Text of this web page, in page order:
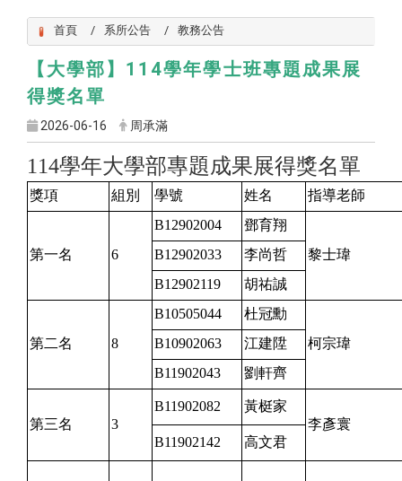
首頁 系所公告 教務公告
【大學部】114學年學士班專題成果展
得獎名單
2026-06-16 周承滿
114學年大學部專題成果展得獎名單
獎項 組別 學號 姓名 指導老師
第一名 6
B12902004
鄧育翔
黎士瑋
B12902033
李尚哲
B12902119
胡祐誠
第二名 8
B10505044
杜冠勳
柯宗瑋
B10902063
江建陞
B11902043
劉軒齊
第三名 3
B11902082
黃梃家
李彥寰
B11902142
高文君